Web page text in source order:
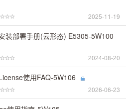
2025-11-19
装部署手册(云形态) E5305-5W100
2024-08-20
使用FAQ-5W106
2026-06-23